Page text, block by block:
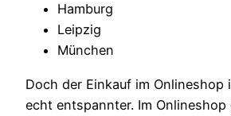
Hamburg
Leipzig
München
Doch der Einkauf im Onlineshop
echt entspannter. Im Onlineshop